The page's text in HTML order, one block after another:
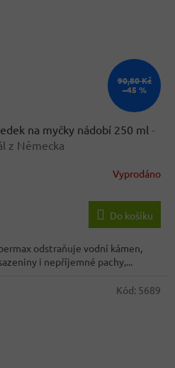
90,80 Kč
–45 %
na myčky nádobí 250 ml -
z Německa
Vyprodáno
Do košíku
odstraňuje vodní kámen,
i nepříjemné pachy,...
Kód: 5689